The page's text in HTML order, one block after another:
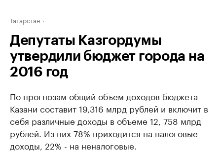
Татарстан
Депутаты Казгордумы
утвердили бюджет города на
2016 год
По прогнозам общий объем доходов бюджета
Казани составит 19,316 млрд рублей и включит в
себя различные доходы в объеме 12, 758 млрд
рублей. Из них 78% приходится на налоговые
доходы, 22% - на неналоговые.